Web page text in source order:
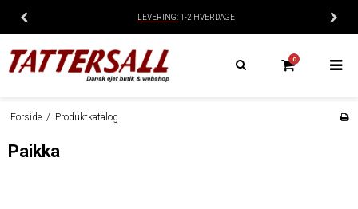
LEVERING: 1-2 HVERDAGE
0
Forside / Produktkatalog
Paikka